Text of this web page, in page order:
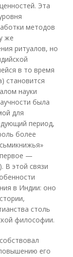
Эта
методов
же
ритуалов, но
в то время
становится
науки
была
для
период,
более
первое —
В этой связи
в Индии: оно
столь
философии.
его